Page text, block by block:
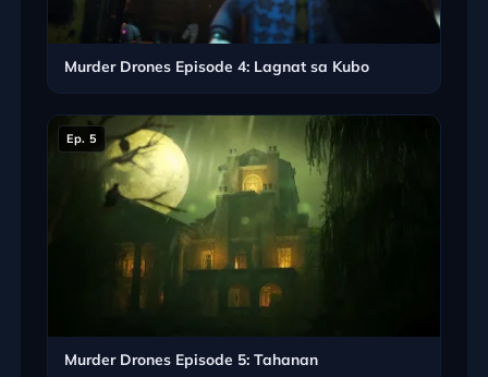
Murder Drones Episode 4: Lagnat sa Kubo
Ep. 5
Murder Drones Episode 5: Tahanan